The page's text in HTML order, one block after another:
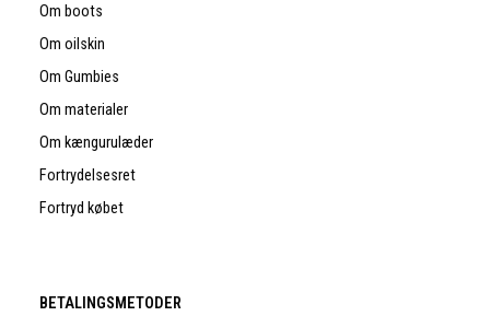
Om boots
Om oilskin
Om Gumbies
Om materialer
Om kængurulæder
Fortrydelsesret
Fortryd købet
BETALINGSMETODER